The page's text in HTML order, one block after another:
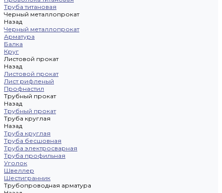
Труба титановая
Черный металлопрокат
Назад
Черный металлопрокат
Арматура
Балка
Круг
Листовой прокат
Назад
Листовой прокат
Лист рифленый
Профнастил
Трубный прокат
Назад
Трубный прокат
Труба круглая
Назад
Труба круглая
Труба бесшовная
Труба электросварная
Труба профильная
Уголок
Швеллер
Шестигранник
Трубопроводная арматура